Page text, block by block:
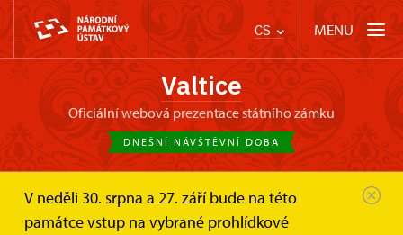
CS MENU
Valtice
oficiální webová prezentace státního zámku
DNEŠNÍ NÁVŠTĚVNÍ DOBA
V neděli 30. srpna a 27. září bude na této
památce vstup na vybrané prohlídkové
Zámek Valtice
Svatby a pronájmy
Salónky na zámečku Rendez-vous